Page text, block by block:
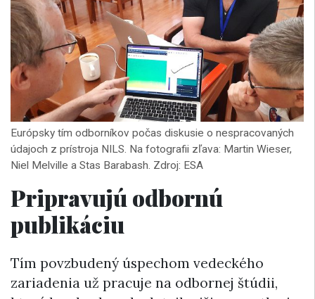
Európsky tím odborníkov počas diskusie o nespracovaných
údajoch z prístroja NILS. Na fotografii zľava: Martin Wieser,
Niel Melville a Stas Barabash. Zdroj: ESA
Pripravujú odbornú
publikáciu
Tím povzbudený úspechom vedeckého
zariadenia už pracuje na odbornej štúdii,